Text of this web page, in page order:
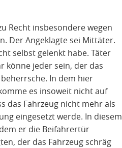
Recht insbesondere wegen
Der Angeklagte sei Mittäter.
selbst gelenkt habe. Täter
könne jeder sein, der das
In dem hier
es insoweit nicht auf
das Fahrzeug nicht mehr als
eingesetzt werde. In diesem
er die Beifahrertür
der das Fahrzeug schräg